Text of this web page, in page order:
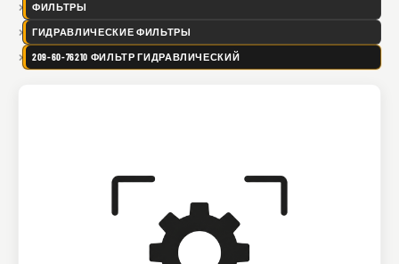
ФИЛЬТРЫ
ГИДРАВЛИЧЕСКИЕ ФИЛЬТРЫ
209-60-76210 ФИЛЬТР ГИДРАВЛИЧЕСКИЙ